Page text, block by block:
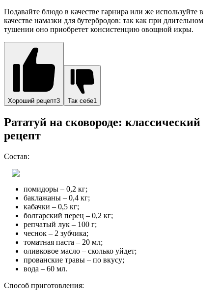
Подавайте блюдо в качестве гарнира или же используйте в
качестве намазки для бутербродов: так как при длительном
тушении оно приобретет консистенцию овощной икры.
Хороший рецепт3 Так себе1
Рататуй на сковороде: классический
рецепт
Состав:
помидоры – 0,2 кг;
баклажаны – 0,4 кг;
кабачки – 0,5 кг;
болгарский перец – 0,2 кг;
репчатый лук – 100 г;
чеснок – 2 зубчика;
томатная паста – 20 мл;
оливковое масло – сколько уйдет;
прованские травы – по вкусу;
вода – 60 мл.
Способ приготовления: